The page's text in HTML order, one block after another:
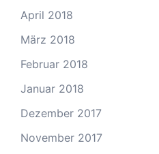
April 2018
März 2018
Februar 2018
Januar 2018
Dezember 2017
November 2017